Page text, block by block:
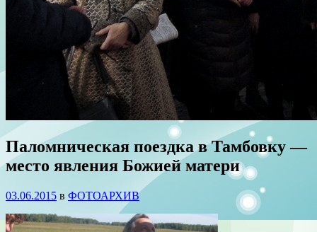
Паломническая поездка в Тамбовку —
место явления Божией матери
03.06.2015 в ФОТОАРХИВ